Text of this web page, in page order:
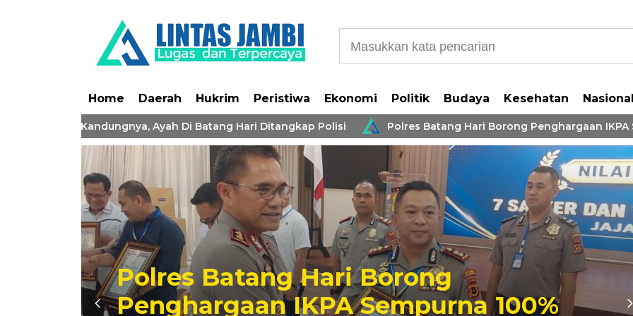
Home Daerah Hukrim Peristiwa Ekonomi Politik Budaya Kesehatan Nasional
2 Anak Kandungnya, Ayah Di Batang Hari Ditangkap Polisi Polres Batang Hari Borong Penghargaan IKPA
KONI Batang Hari Bersama Forki Gelar
Kejuaraan Karate Antar Pelajar Se-